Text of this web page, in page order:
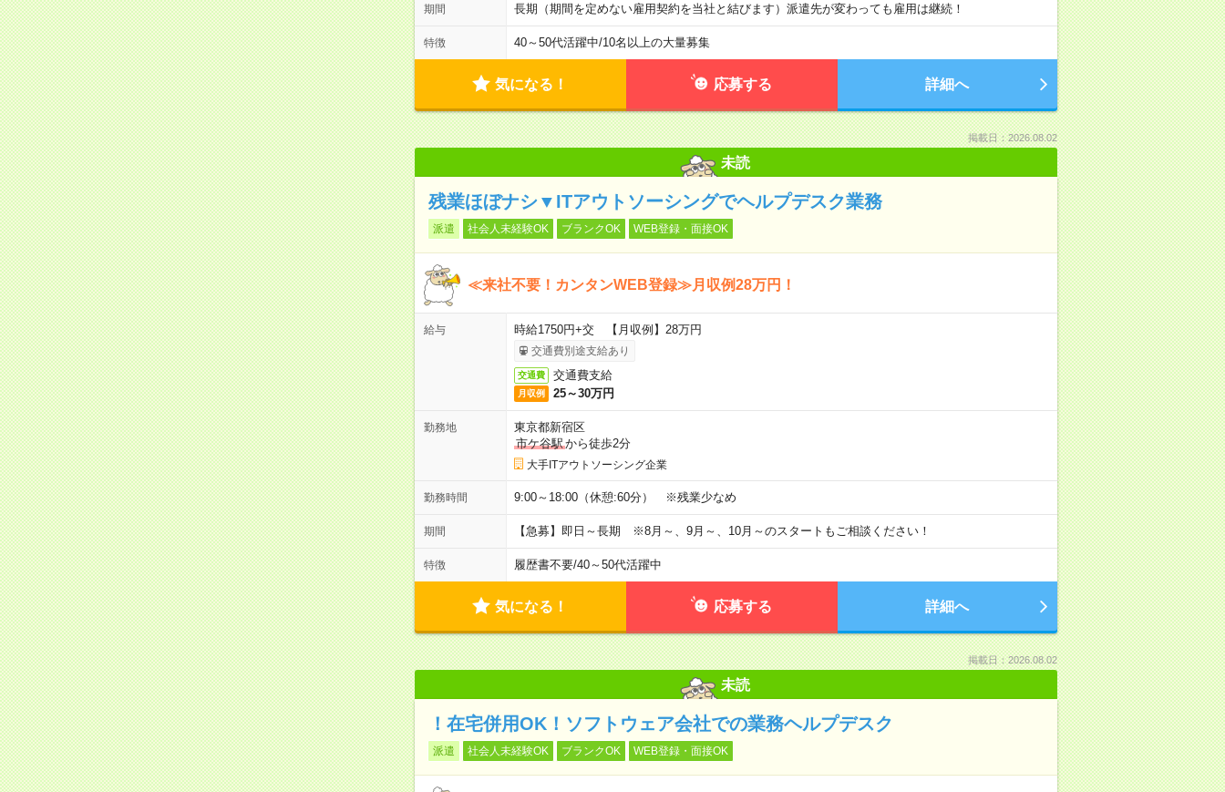
期間 長期（期間を定めない雇用契約を当社と結びます）派遣先が変わっても雇用は継続！
特徴 40～50代活躍中/10名以上の大量募集
気になる！ 応募する 詳細へ
掲載日：2026.08.02
未読
残業ほぼナシ▼ITアウトソーシングでヘルプデスク業務
派遣 社会人未経験OK ブランクOK WEB登録・面接OK
≪来社不要！カンタンWEB登録≫月収例28万円！
給与 時給1750円+交 【月収例】28万円
交通費別途支給あり
交通費 交通費支給
月収例 25～30万円
勤務地
東京都新宿区
市ケ谷駅から徒歩2分
大手ITアウトソーシング企業
勤務時間 9:00～18:00（休憩:60分） ※残業少なめ
期間 【急募】即日～長期 ※8月～、9月～、10月～のスタートもご相談ください！
特徴 履歴書不要/40～50代活躍中
気になる！ 応募する 詳細へ
掲載日：2026.08.02
未読
！在宅併用OK！ソフトウェア会社での業務ヘルプデスク
派遣 社会人未経験OK ブランクOK WEB登録・面接OK